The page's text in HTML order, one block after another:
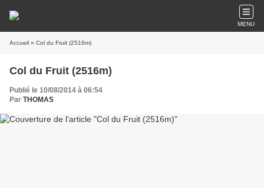
MENU
Accueil » Col du Fruit (2516m)
Col du Fruit (2516m)
Publié le 10/08/2014 à 06:54
Par THOMAS